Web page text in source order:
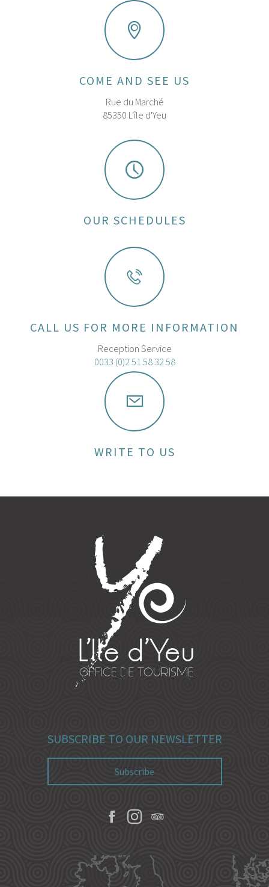
COME AND SEE US
Rue du Marché
85350 L'île d'Yeu
OUR SCHEDULES
CALL US FOR MORE INFORMATION
Reception Service
0033 (0)2 51 58 32 58
WRITE TO US
SUBSCRIBE TO OUR NEWSLETTER
Subscribe